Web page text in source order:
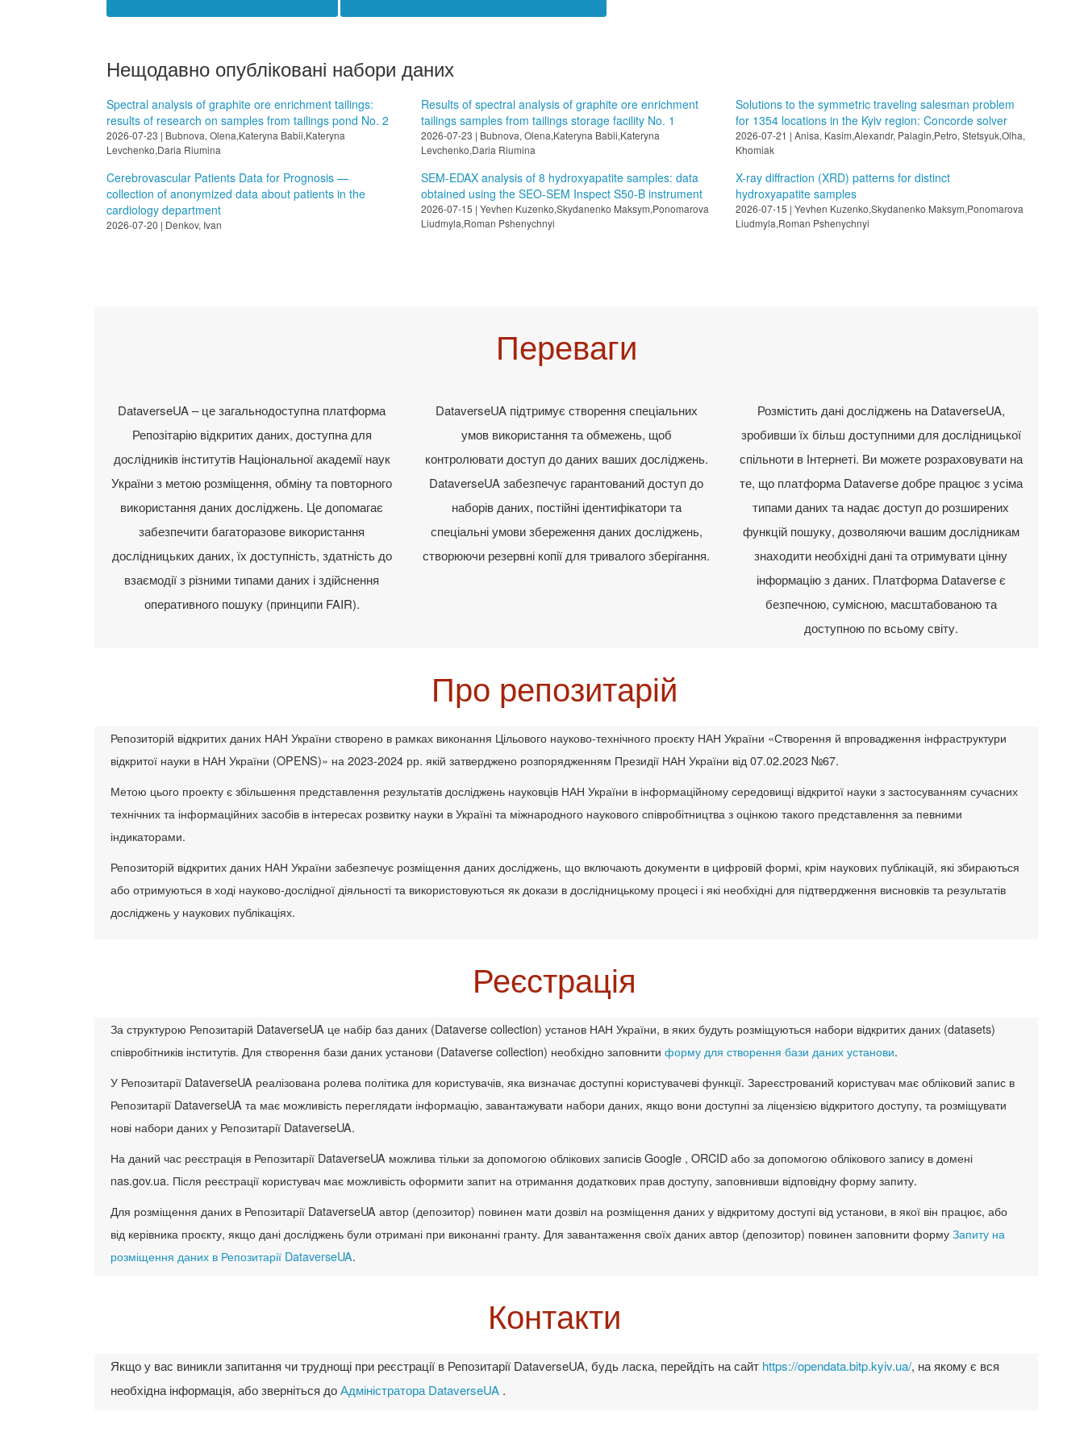
Нещодавно опубліковані набори даних
Spectral analysis of graphite ore enrichment tailings:
results of research on samples from tailings pond No. 2
2026-07-23 | Bubnova, Olena,Kateryna Babii,Kateryna
Levchenko,Daria Riumina
Results of spectral analysis of graphite ore enrichment
tailings samples from tailings storage facility No. 1
2026-07-23 | Bubnova, Olena,Kateryna Babii,Kateryna
Levchenko,Daria Riumina
Solutions to the symmetric traveling salesman problem
for 1354 locations in the Kyiv region: Concorde solver
2026-07-21 | Anisa, Kasim,Alexandr, Palagin,Petro, Stetsyuk,Olha,
Khomiak
Cerebrovascular Patients Data for Prognosis —
collection of anonymized data about patients in the
cardiology department
2026-07-20 | Denkov, Ivan
SEM-EDAX analysis of 8 hydroxyapatite samples: data
obtained using the SEO-SEM Inspect S50-B instrument
2026-07-15 | Yevhen Kuzenko,Skydanenko Maksym,Ponomarova
Liudmyla,Roman Pshenychnyi
X-ray diffraction (XRD) patterns for distinct
hydroxyapatite samples
2026-07-15 | Yevhen Kuzenko,Skydanenko Maksym,Ponomarova
Liudmyla,Roman Pshenychnyi
Переваги
DataverseUA – це загальнодоступна платформа
Репозітарію відкритих даних, доступна для
дослідників інститутів Національної академії наук
України з метою розміщення, обміну та повторного
використання даних досліджень. Це допомагає
забезпечити багаторазове використання
дослідницьких даних, їх доступність, здатність до
взаємодії з різними типами даних і здійснення
оперативного пошуку (принципи FAIR).
DataverseUA підтримує створення спеціальних
умов використання та обмежень, щоб
контролювати доступ до даних ваших досліджень.
DataverseUA забезпечує гарантований доступ до
наборів даних, постійні ідентифікатори та
спеціальні умови збереження даних досліджень,
створюючи резервні копії для тривалого зберігання.
Розмістить дані досліджень на DataverseUA,
зробивши їх більш доступними для дослідницької
спільноти в Інтернеті. Ви можете розраховувати на
те, що платформа Dataverse добре працює з усіма
типами даних та надає доступ до розширених
функцій пошуку, дозволяючи вашим дослідникам
знаходити необхідні дані та отримувати цінну
інформацію з даних. Платформа Dataverse є
безпечною, сумісною, масштабованою та
доступною по всьому світу.
Про репозитарій
Репозиторій відкритих даних НАН України створено в рамках виконання Цільового науково-технічного проєкту НАН України «Створення й впровадження інфраструктури
відкритої науки в НАН України (OPENS)» на 2023-2024 рр. якій затверджено розпорядженням Президії НАН України від 07.02.2023 №67.
Метою цього проекту є збільшення представлення результатів досліджень науковців НАН України в інформаційному середовищі відкритої науки з застосуванням сучасних
технічних та інформаційних засобів в інтересах розвитку науки в Україні та міжнародного наукового співробітництва з оцінкою такого представлення за певними
індикаторами.
Репозиторій відкритих даних НАН України забезпечує розміщення даних досліджень, що включають документи в цифровій формі, крім наукових публікацій, які збираються
або отримуються в ході науково-дослідної діяльності та використовуються як докази в дослідницькому процесі і які необхідні для підтвердження висновків та результатів
досліджень у наукових публікаціях.
Реєстрація
За структурою Репозитарій DataverseUA це набір баз даних (Dataverse collection) установ НАН України, в яких будуть розміщуються набори відкритих даних (datasets)
співробітників інститутів. Для створення бази даних установи (Dataverse collection) необхідно заповнити форму для створення бази даних установи.
У Репозитарії DataverseUA реалізована ролева політика для користувачів, яка визначає доступні користувачеві функції. Зареєстрований користувач має обліковий запис в
Репозитарії DataverseUA та має можливість переглядати інформацію, завантажувати набори даних, якщо вони доступні за ліцензією відкритого доступу, та розміщувати
нові набори даних у Репозитарії DataverseUA.
На даний час реєстрація в Репозитарії DataverseUA можлива тільки за допомогою облікових записів Google , ORCID або за допомогою облікового запису в домені
nas.gov.ua. Після реєстрації користувач має можливість оформити запит на отримання додаткових прав доступу, заповнивши відповідну форму запиту.
Для розміщення даних в Репозитарії DataverseUA автор (депозитор) повинен мати дозвіл на розміщення даних у відкритому доступі від установи, в якої він працює, або
від керівника проєкту, якщо дані досліджень були отримані при виконанні гранту. Для завантаження своїх даних автор (депозитор) повинен заповнити формуЗапиту на
розміщення даних в Репозитарії DataverseUA.
Контакти
Якщо у вас виникли запитання чи труднощі при реєстрації в Репозитарії DataverseUA, будь ласка, перейдіть на сайт https://opendata.bitp.kyiv.ua/, на якому є вся
необхідна інформація, або зверніться доАдміністратора DataverseUA .